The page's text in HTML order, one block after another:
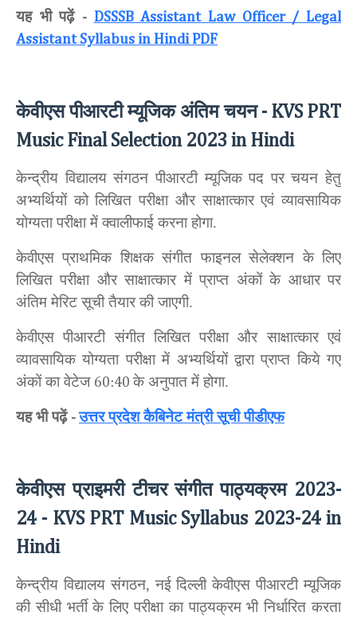
यह भी पढ़ें - DSSSB Assistant Law Officer / Legal
Assistant Syllabus in Hindi PDF
केवीएस पीआरटी म्यूजिक अंतिम चयन- KVS PRT
Music Final Selection 2023 in Hindi
केन्द्रीय विद्यालय संगठन पीआरटी म्यूजिक पद पर चयन हेतु
अभ्यर्थियों को लिखित परीक्षा और साक्षात्कार एवं व्यावसायिक
योग्यता परीक्षा में क्वालीफाई करना होगा.
केवीएस प्राथमिक शिक्षक संगीत फाइनल सेलेक्शन के लिए
लिखित परीक्षा और साक्षात्कार में प्राप्त अंकों के आधार पर
अंतिम मेरिट सूची तैयार की जाएगी.
केवीएस पीआरटी संगीत लिखित परीक्षा और साक्षात्कार एवं
व्यावसायिक योग्यता परीक्षा में अभ्यर्थियों द्वारा प्राप्त किये गए
अंकों का वेटेज 60:40 के अनुपात में होगा.
यह भी पढ़ें -उत्तर प्रदेश कैबिनेट मंत्री सूची पीडीएफ
केवीएस प्राइमरी टीचर संगीत पाठ्यक्रम 2023-
24 - KVS PRT Music Syllabus 2023-24 in
Hindi
केन्द्रीय विद्यालय संगठन, नई दिल्ली केवीएस पीआरटी म्यूजिक
की सीधी भर्ती के लिए परीक्षा का पाठ्यक्रम भी निर्धारित करता